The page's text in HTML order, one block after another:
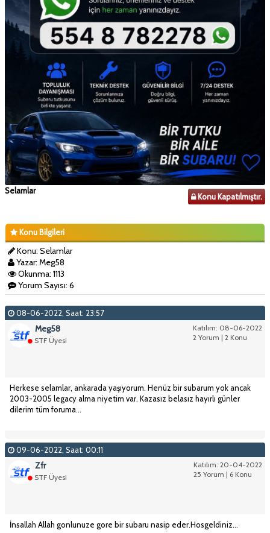
Selamlar
Konu Kapatılmıştır.
Konu Bilgileri
Konu: Selamlar
Yazar: Meg58
Okunma: 1113
Yorum Sayısı: 6
08-06-2022, Saat: 23:57
Katılım: 08-06-2022
2 Yorum | 2 Konu
Meg58
STF Üyesi
Herkese selamlar, ankarada yaşıyorum. Henüz bir subarum yok ancak
2003-2005 legacy alma niyetim var. Kazasız belasız hayırlı günler
dilerim tüm foruma...
09-06-2022, Saat: 00:11
Katılım: 20-04-2022
25 Yorum | 6 Konu
Zfr
STF Üyesi
İnsallah Allah gonlunuze gore bir subaru nasip eder.Hosgeldiniz...